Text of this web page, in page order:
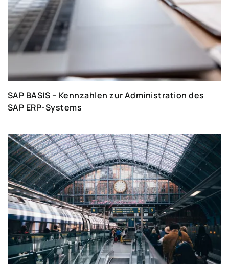
SAP BASIS – Kennzahlen zur Administration des
SAP ERP-Systems